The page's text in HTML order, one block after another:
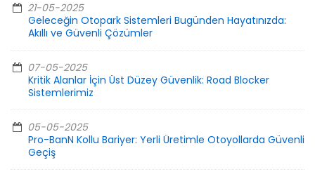
21-05-2025
Geleceğin Otopark Sistemleri Bugünden Hayatınızda:
Akıllı ve Güvenli Çözümler
07-05-2025
Kritik Alanlar İçin Üst Düzey Güvenlik: Road Blocker
Sistemlerimiz
05-05-2025
Pro-BanN Kollu Bariyer: Yerli Üretimle Otoyollarda Güvenli
Geçiş